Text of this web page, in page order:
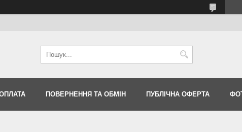
ПОВЕРНЕННЯ ТА ОБМІН ПУБЛІЧНА ОФЕРТА